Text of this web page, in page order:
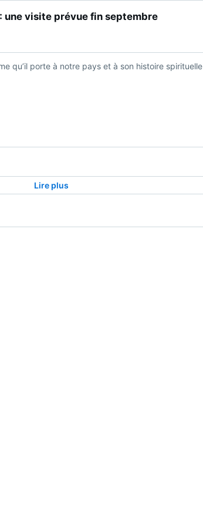
une visite prévue fin septembre
qu’il porte à notre pays et à son histoire spirituelle
Lire plus